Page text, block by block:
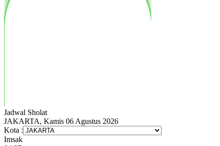
Jadwal Sholat
JAKARTA, Kamis 06 Agustus 2026
Kota :
Imsak